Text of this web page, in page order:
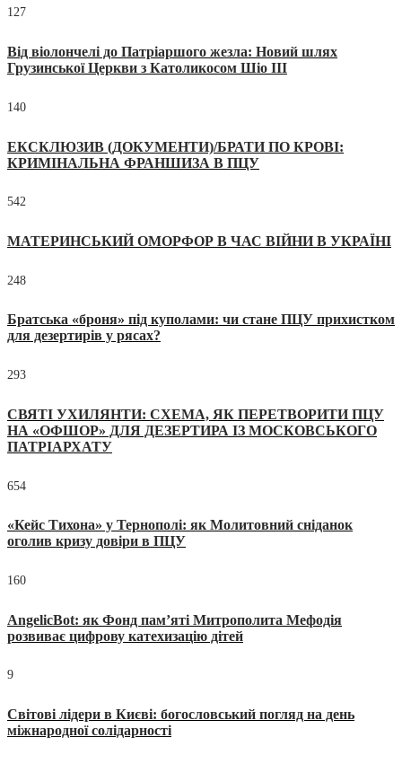
127
Від віолончелі до Патріаршого жезла: Новий шлях
Грузинської Церкви з Католикосом Шіо III
140
ЕКСКЛЮЗИВ (ДОКУМЕНТИ)/БРАТИ ПО КРОВІ:
КРИМІНАЛЬНА ФРАНШИЗА В ПЦУ
542
МАТЕРИНСЬКИЙ ОМОРФОР В ЧАС ВІЙНИ В УКРАЇНІ
248
Братська «броня» під куполами: чи стане ПЦУ прихистком
для дезертирів у рясах?
293
СВЯТІ УХИЛЯНТИ: СХЕМА, ЯК ПЕРЕТВОРИТИ ПЦУ
НА «ОФШОР» ДЛЯ ДЕЗЕРТИРА ІЗ МОСКОВСЬКОГО
ПАТРІАРХАТУ
654
«Кейс Тихона» у Тернополі: як Молитовний сніданок
оголив кризу довіри в ПЦУ
160
AngelicBot: як Фонд пам’яті Митрополита Мефодія
розвиває цифрову катехизацію дітей
9
Світові лідери в Києві: богословський погляд на день
міжнародної солідарності